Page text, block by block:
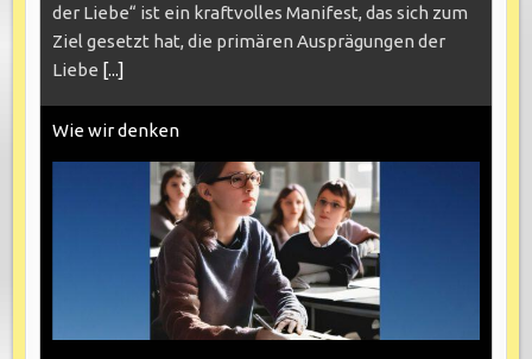
der Liebe“ ist ein kraftvolles Manifest, das sich zum
Ziel gesetzt hat, die primären Ausprägungen der
Liebe [...]
Wie wir denken